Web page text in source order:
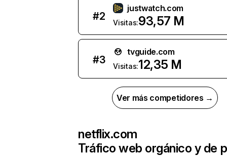
#2
justwatch.com
Visitas:93,57 M
#3
tvguide.com
Visitas:12,35 M
Ver más competidores →
netflix.com
Tráfico web orgánico y de